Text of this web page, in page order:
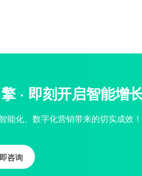
· 即刻开启智能增
能化、数字化营销带来的切实成效！
咨询